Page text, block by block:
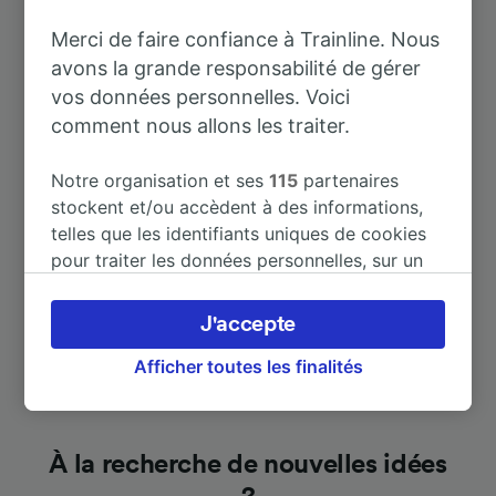
Kummersdorf (Storkow)
À Köln Hbf 6 h 7 m
À Lübben (Spreewald) 1 h 2 m
À la recherche de nouvelles idées
Merci de faire confiance à Trainline. Nous
avons la grande responsabilité de gérer
vos données personnelles. Voici
comment nous allons les traiter.
Notre organisation et ses115 partenaires
stockent et/ou accèdent à des informations,
telles que les identifiants uniques de cookies
pour traiter les données personnelles, sur un
préférences, notamment en exerçant votre
droit d’opposition à l’intérêt légitime, en
cliquant ci-dessous ou à tout moment sur la
et n’affecteront pas les données de navigation.
Vos données ne seront pas utilisées à des fins
Afficher toutes les finalités
J'accepte